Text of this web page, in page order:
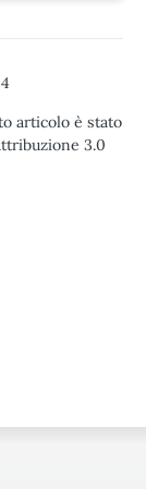
articolo è stato
3.0